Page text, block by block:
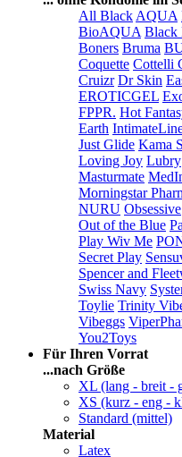
All Black AQUA
BioAQUA Black
Boners Bruma
Coquette Cottelli
Cruizr Dr Skin
EROTICGEL
FPPR. Hot
Earth
Just Glide Kama
Loving Joy Lubry
Masturmate
Morningstar
NURU Obsessive
Out of the Blue
Play Wiv Me
Secret Play
Spencer and
Swiss Navy
Toylie Trinity
Vibeggs
You2Toys
Für Ihren Vorrat
...nach Größe
XL (lang - breit -
XS (kurz - eng -
Standard (mittel)
Material
Latex